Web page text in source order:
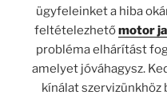
ügyfeleinket a hiba
feltételezhetőmotor
probléma elhárítást
amelyet jóváhagysz.
kínálat